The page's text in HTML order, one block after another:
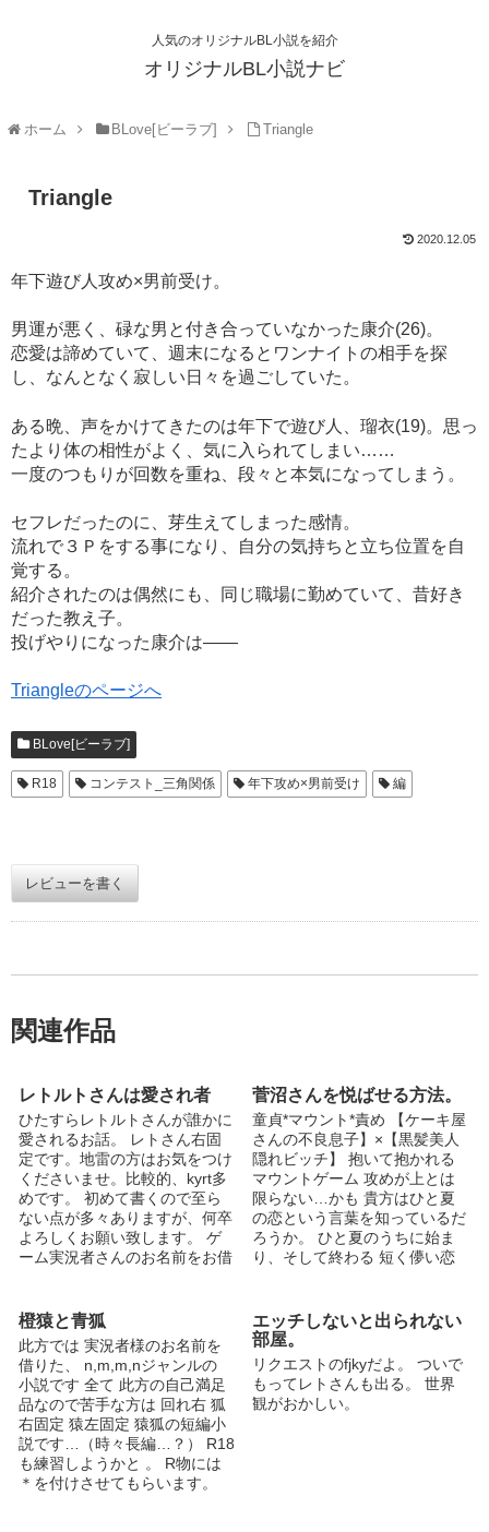
人気のオリジナルBL小説を紹介
オリジナルBL小説ナビ
ホーム BLove[ビーラブ] Triangle
Triangle
2020.12.05
年下遊び人攻め×男前受け。
男運が悪く、碌な男と付き合っていなかった康介(26)。
恋愛は諦めていて、週末になるとワンナイトの相手を探
し、なんとなく寂しい日々を過ごしていた。
ある晩、声をかけてきたのは年下で遊び人、瑠衣(19)。思っ
たより体の相性がよく、気に入られてしまい……
一度のつもりが回数を重ね、段々と本気になってしまう。
セフレだったのに、芽生えてしまった感情。
流れで３Ｐをする事になり、自分の気持ちと立ち位置を自
覚する。
紹介されたのは偶然にも、同じ職場に勤めていて、昔好き
だった教え子。
投げやりになった康介は――
Triangleのページへ
BLove[ビーラブ]
R18 コンテスト_三角関係 年下攻め×男前受け 編
レビューを書く
関連作品
レトルトさんは愛され者
ひたすらレトルトさんが誰かに
愛されるお話。 レトさん右固
定です。地雷の方はお気をつけ
くださいませ。比較的、kyrt多
めです。 初めて書くので至ら
ない点が多々ありますが、何卒
よろしくお願い致します。 ゲ
ーム実況者さんのお名前をお借
がございません。 腐要素があ
りますので、苦手な方はご遠慮
ください。 ジャンルは、幅広
くやっていきたいと思っており
ます。 cpは題名の後に、()で表
記しております。 r18は題名の
前に、*で表記しております。
こちらを参考にしてお好きなお
話をお楽しみくださいませ。
更新ペースも遅く、思い付いた
菅沼さんを悦ばせる方法。
童貞*マウント*責め 【ケーキ屋
さんの不良息子】×【黒髪美人
隠れビッチ】 抱いて抱かれる
マウントゲーム 攻めが上とは
限らない…かも 貴方はひと夏
の恋という言葉を知っているだ
ろうか。 ひと夏のうちに始ま
り、そして終わる 短く儚い恋
い。 運命なんだ！ 異論は認め
ねえ！ 忘れる事なんて出来る
訳ない 高校生活2年目の夏休み
に起きた出来事。 ※未成年の
飲酒は犯罪です！！ *『啓斗君
に落とされない方法。』と対に
橙猿と青狐
此方では 実況者様のお名前を
借りた、 n,m,m,nジャンルの
小説です 全て 此方の自己満足
品なので苦手な方は 回れ右 狐
右固定 猿左固定 猿狐の短編小
説です…（時々長編…？） R18
も練習しようかと 。 R物には
＊を付けさせてもらいます。
エッチしないと出られない
部屋。
リクエストのfjkyだよ。 ついで
もってレトさんも出る。 世界
観がおかしい。